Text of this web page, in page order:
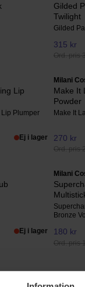
Gilded
Twilight
Gilded
315 kr
Ord. pris
Lip
Plumper
Ej i lager
Milani
Make It
Powder
Make It
270 kr
Ord. pris
Ej i lager
Milani
Bronze
180 kr
Ord. pris